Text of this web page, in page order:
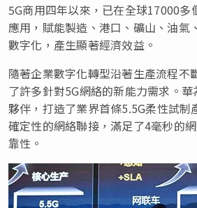
5G商用四年以來，已在全球17000多
應用，賦能製造、港口、礦山、油氣
數字化，產生顯著經濟效益。
隨著企業數字化轉型沿著生產流程不
了許多針對5G網絡的新能力需求。
夥伴，打造了業界首條5.5G柔性試制
確定性的網絡聯接，滿足了4毫秒的
靠性。